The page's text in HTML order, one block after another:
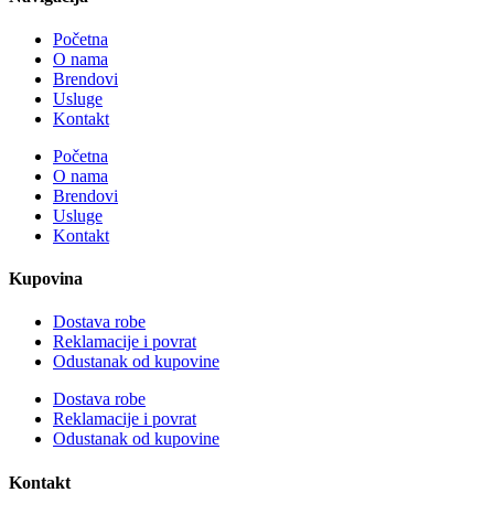
Početna
O nama
Brendovi
Usluge
Kontakt
Početna
O nama
Brendovi
Usluge
Kontakt
Kupovina
Dostava robe
Reklamacije i povrat
Odustanak od kupovine
Dostava robe
Reklamacije i povrat
Odustanak od kupovine
Kontakt